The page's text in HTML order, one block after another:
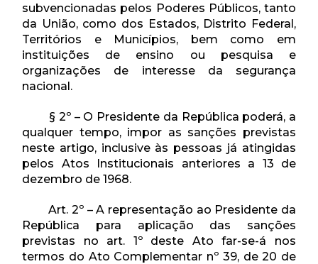
subvencionadas pelos Poderes Públicos, tanto
da União, como dos Estados, Distrito Federal,
Territórios e Municípios, bem como em
instituições de ensino ou pesquisa e
organizações de interesse da segurança
nacional.
§ 2º – O Presidente da República poderá, a
qualquer tempo, impor as sanções previstas
neste artigo, inclusive às pessoas já atingidas
pelos Atos Institucionais anteriores a 13 de
dezembro de 1968.
Art. 2º – A representação ao Presidente da
República para aplicação das sanções
previstas no art. 1º deste Ato far-se-á nos
termos do Ato Complementar nº 39, de 20 de